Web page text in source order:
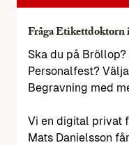
Fråga Etikettdoktorn
Ska du på
Personalfest?
Begravning med
Vi en digital privat
Mats Danielsson